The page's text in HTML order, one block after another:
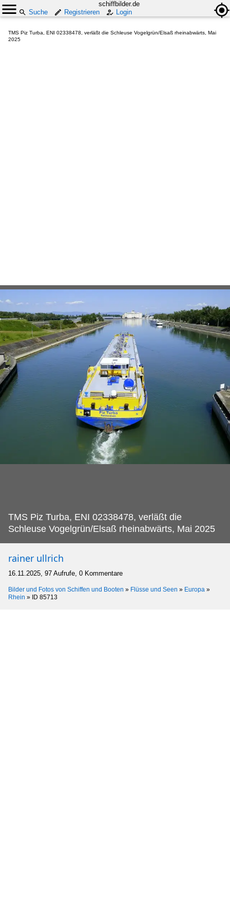
schiffbilder.de
Suche
Registrieren Login
TMS Piz Turba, ENI 02338478, verläßt die Schleuse Vogelgrün/Elsaß rheinabwärts, Mai
2025
TMS Piz Turba, ENI 02338478, verläßt die
Schleuse Vogelgrün/Elsaß rheinabwärts, Mai 2025
rainer ullrich
16.11.2025, 97 Aufrufe, 0 Kommentare
Bilder und Fotos von Schiffen und Booten » Flüsse und Seen » Europa »
Rhein » ID 85713